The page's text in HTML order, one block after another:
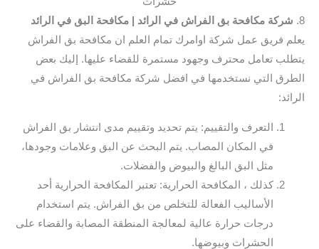
8. شركة مكافحة بق الفراش في الرائد
| مكافحة البق في الرائد
يعلم فريق عمل شركة اوامرك تمام العلم ان مكافحة بق الفراش
يتطلب تعامل محترف وجهود مستمرة للقضاء عليها. إليك بعض
الطرق التي نستخدمها في افضل شركة مكافحة بق الفراش في
الرائد:
التعرف والتقييم: يتم تحديد وتقييم مدى انتشار بق الفراش
في المكان المصاب. يتم البحث عن البق وعلامات وجودها،
مثل البق البالغ والبيوض والفضلات.
كذلك ، المكافحة الحرارية: تعتبر المكافحة الحرارية أحد
الأساليب الفعالة للتخلص من بق الفراش. يتم استخدام
درجات حرارة عالية لمعالجة المنطقة المصابة والقضاء على
الحشرات وبيوضها.